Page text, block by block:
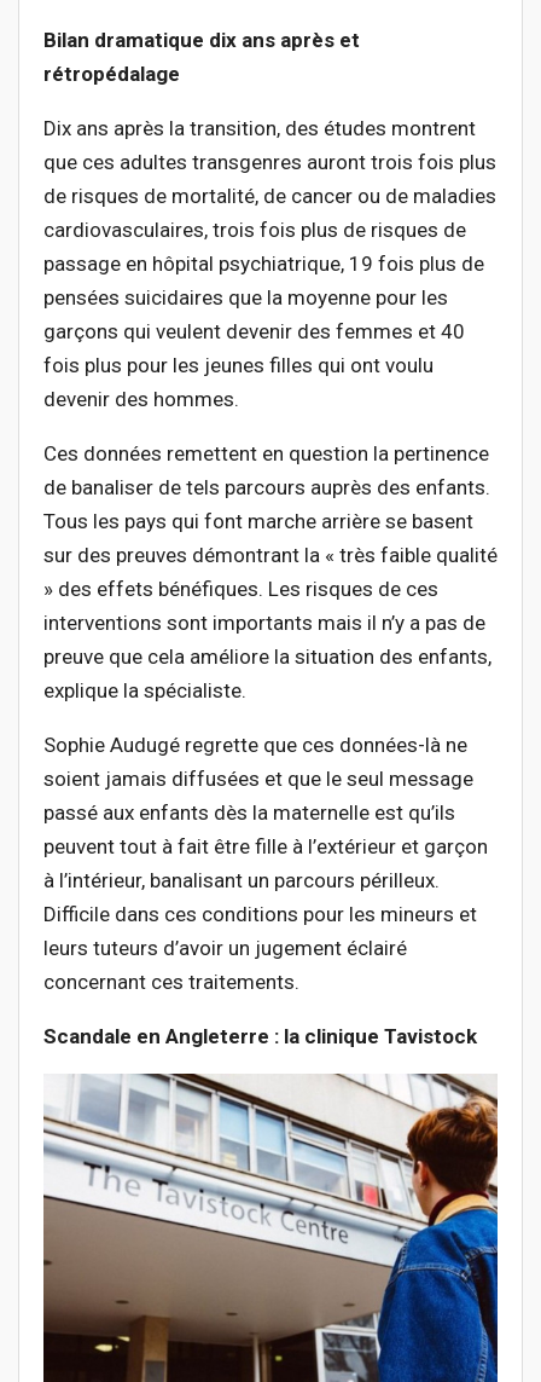
Bilan dramatique dix ans après et
rétropédalage
Dix ans après la transition, des études montrent
que ces adultes transgenres auront trois fois plus
de risques de mortalité, de cancer ou de maladies
cardiovasculaires, trois fois plus de risques de
passage en hôpital psychiatrique, 19 fois plus de
pensées suicidaires que la moyenne pour les
garçons qui veulent devenir des femmes et 40
fois plus pour les jeunes filles qui ont voulu
devenir des hommes.
Ces données remettent en question la pertinence
de banaliser de tels parcours auprès des enfants.
Tous les pays qui font marche arrière se basent
sur des preuves démontrant la « très faible qualité
» des effets bénéfiques. Les risques de ces
interventions sont importants mais il n’y a pas de
preuve que cela améliore la situation des enfants,
explique la spécialiste.
Sophie Audugé regrette que ces données-là ne
soient jamais diffusées et que le seul message
passé aux enfants dès la maternelle est qu’ils
peuvent tout à fait être fille à l’extérieur et garçon
à l’intérieur, banalisant un parcours périlleux.
Difficile dans ces conditions pour les mineurs et
leurs tuteurs d’avoir un jugement éclairé
concernant ces traitements.
Scandale en Angleterre : la clinique Tavistock